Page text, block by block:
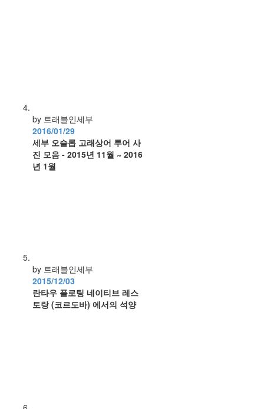
by 트래블인세부
2016/01/29
세부 오슬롭 고래상어 투어 사
진 모음 - 2015년 11월 ~ 2016
년 1월
by 트래블인세부
2015/12/03
란타우 플로팅 네이티브 레스
토랑 (코르도바) 에서의 석양